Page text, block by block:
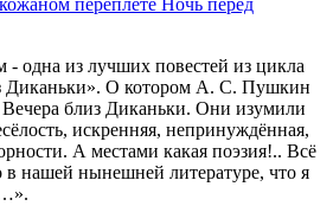
- одна из лучших повестей из цикла
Диканьки». О котором А. С. Пушкин
близ Диканьки. Они изумили
искренняя, непринуждённая,
А местами какая поэзия!.. Всё
в нашей нынешней литературе, что я